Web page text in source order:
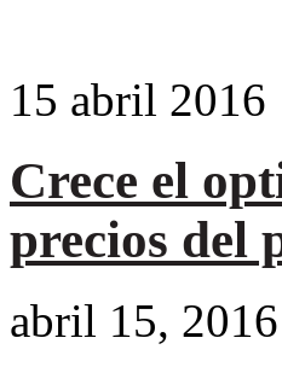
15 abril 2016
Crece el
precios del
abril 15,